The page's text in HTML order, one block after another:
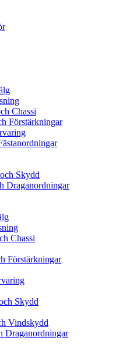
Chassi
Förstärkningar
Skydd
Draganordningar
Chassi
Förstärkningar
Skydd
Vindskydd
Draganordningar